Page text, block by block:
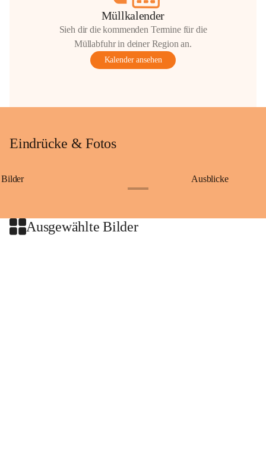
Müllkalender
Sieh dir die kommenden Termine für die
Müllabfuhr in deiner Region an.
Kalender ansehen
Eindrücke & Fotos
Bilder Ausblicke
Ausgewählte Bilder